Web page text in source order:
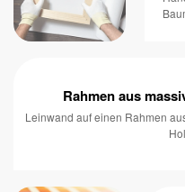
Rahmen aus
Leinwand auf einen Rahmen